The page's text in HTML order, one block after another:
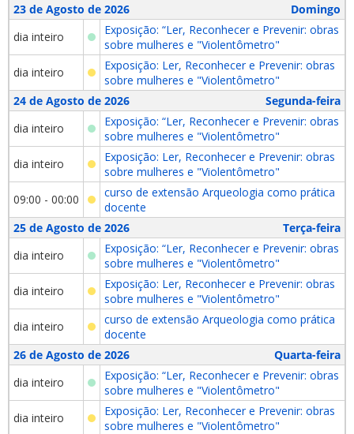
23 de Agosto de 2026
Domingo
dia inteiro
Exposição: “Ler, Reconhecer e Prevenir: obras
sobre mulheres e "Violentômetro"
dia inteiro
Exposição: Ler, Reconhecer e Prevenir: obras
sobre mulheres e "Violentômetro"
24 de Agosto de 2026
Segunda-feira
dia inteiro
Exposição: “Ler, Reconhecer e Prevenir: obras
sobre mulheres e "Violentômetro"
dia inteiro
Exposição: Ler, Reconhecer e Prevenir: obras
sobre mulheres e "Violentômetro"
09:00 - 00:00
curso de extensão Arqueologia como prática
docente
25 de Agosto de 2026
Terça-feira
dia inteiro
Exposição: “Ler, Reconhecer e Prevenir: obras
sobre mulheres e "Violentômetro"
dia inteiro
Exposição: Ler, Reconhecer e Prevenir: obras
sobre mulheres e "Violentômetro"
dia inteiro
curso de extensão Arqueologia como prática
docente
26 de Agosto de 2026
Quarta-feira
dia inteiro
Exposição: “Ler, Reconhecer e Prevenir: obras
sobre mulheres e "Violentômetro"
dia inteiro
Exposição: Ler, Reconhecer e Prevenir: obras
sobre mulheres e "Violentômetro"